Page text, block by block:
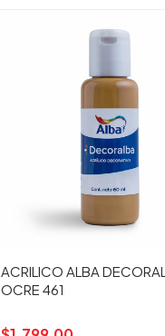
ACRILICO ALBA
OCRE 461